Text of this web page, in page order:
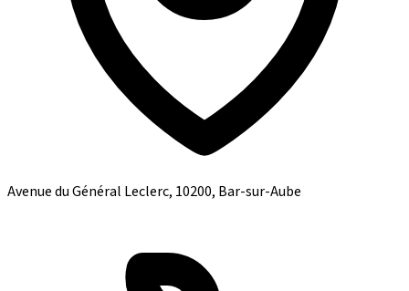
Avenue du Général Leclerc, 10200, Bar-sur-Aube